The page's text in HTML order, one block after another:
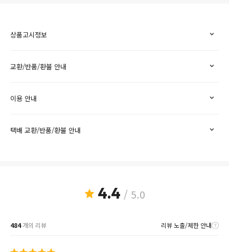
상품고시정보
교환/반품/환불 안내
이용 안내
택배 교환/반품/환불 안내
4.4 / 5.0
484개의 리뷰 리뷰 노출/제한 안내